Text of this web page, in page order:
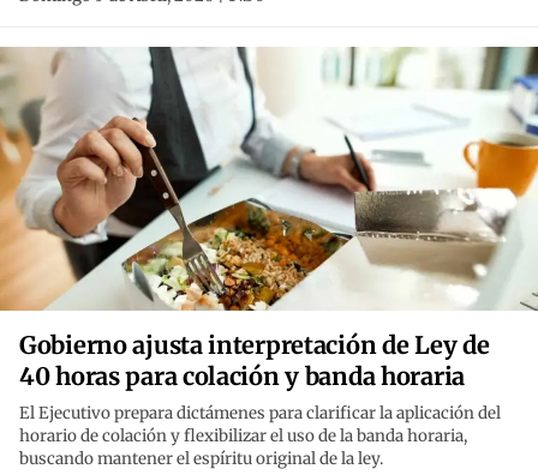
Gobierno ajusta interpretación de Ley de
40 horas para colación y banda horaria
El Ejecutivo prepara dictámenes para clarificar la aplicación del
horario de colación y flexibilizar el uso de la banda horaria,
buscando mantener el espíritu original de la ley.